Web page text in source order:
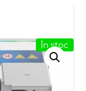
În stoc